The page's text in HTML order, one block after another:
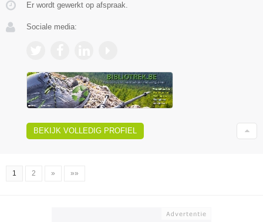
Er wordt gewerkt op afspraak.
Sociale media:
BEKIJK VOLLEDIG PROFIEL
1 2 » »»